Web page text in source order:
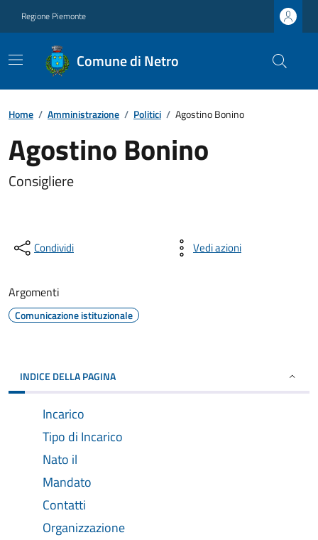
Regione Piemonte
Comune di Netro
Home / Amministrazione / Politici / Agostino Bonino
Agostino Bonino
Consigliere
Condividi Vedi azioni
Argomenti
Comunicazione istituzionale
INDICE DELLA PAGINA
Incarico
Tipo di Incarico
Nato il
Mandato
Contatti
Organizzazione